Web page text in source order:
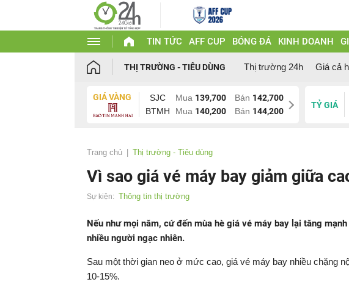
TIN TỨC AFF CUP BÓNG ĐÁ KINH DOANH
THỊ TRƯỜNG - TIÊU DÙNG Thị trường 24h Giá cả
GIÁ VÀNG SJC Mua 139,700 Bán 142,700
BTMH
Mua 140,200 Bán 144,200
TỶ GIÁ
Trang chủ Thị trường - Tiêu dùng
Vì sao giá vé máy bay giảm giữa
Sự kiện: Thông tin thị trường
Nếu như mọi năm, cứ đến mùa hè giá vé máy bay lại tăng
nhiều người ngạc nhiên.
Sau một thời gian neo ở mức cao, giá vé máy bay nhiều chặng
10-15%.